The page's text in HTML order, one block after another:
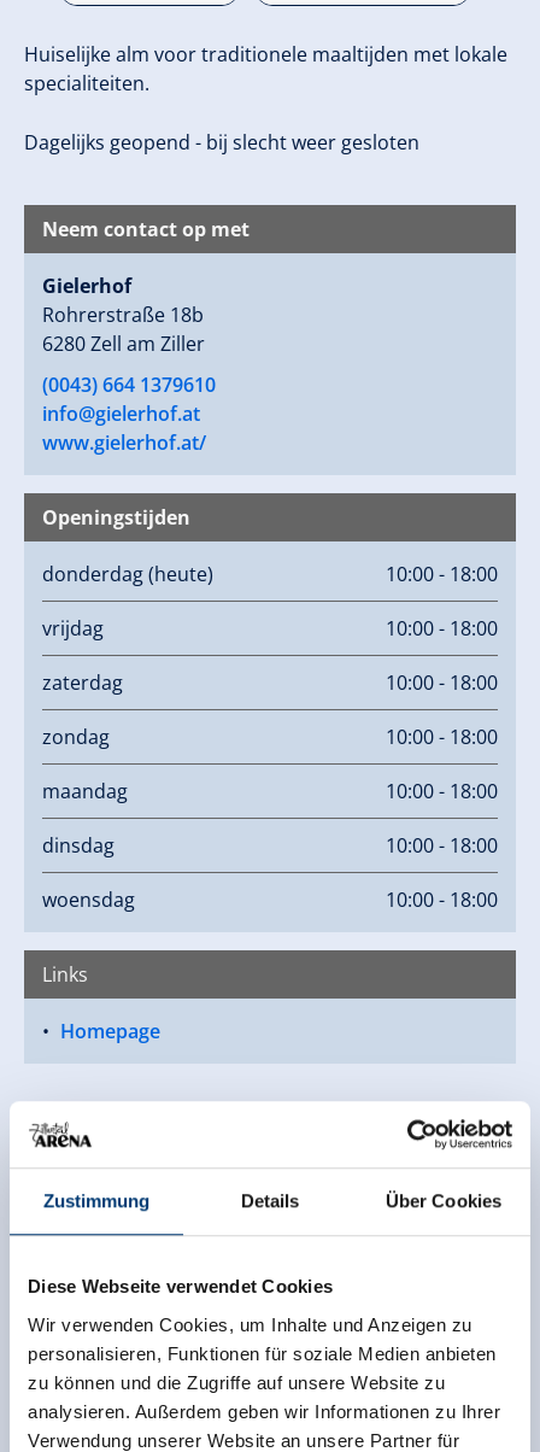
Zustimmung Details Über Cookies
Diese Webseite verwendet Cookies
Wir verwenden Cookies, um Inhalte und Anzeigen zu
personalisieren, Funktionen für soziale Medien anbieten
zu können und die Zugriffe auf unsere Website zu
analysieren. Außerdem geben wir Informationen zu Ihrer
Verwendung unserer Website an unsere Partner für
Huiselijke alm voor traditionele maaltijden met lokale
specialiteiten.
Dagelijks geopend - bij slecht weer gesloten
Neem contact op met
Gielerhof
Rohrerstraße 18b
6280 Zell am Ziller
(0043) 664 1379610
info@gielerhof.at
www.gielerhof.at/
Openingstijden
donderdag(heute) 10:00 - 18:00
vrijdag 10:00 - 18:00
zaterdag 10:00 - 18:00
zondag 10:00 - 18:00
maandag 10:00 - 18:00
dinsdag 10:00 - 18:00
woensdag 10:00 - 18:00
Links
Homepage